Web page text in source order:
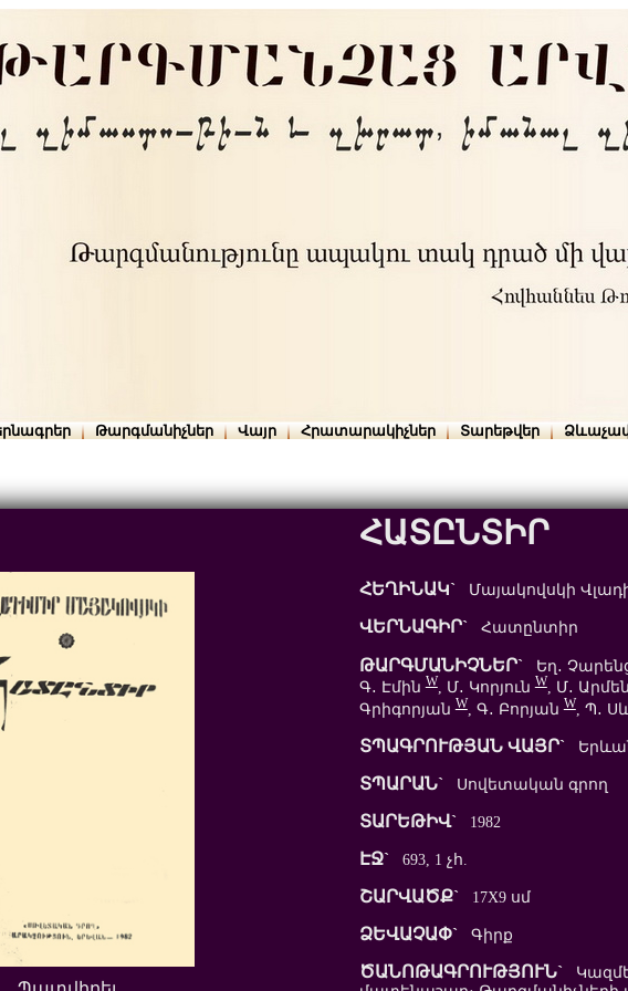
Թարգմանիչներ Վայր Հրատարակիչներ Տարեթվեր
ՀԱՏԸՆՏԻՐ
ՀԵՂԻՆԱԿ` Մայակովսկի
ՎԵՐՆԱԳԻՐ` Հատընտիր
ԹԱՐԳՄԱՆԻՉՆԵՐ` Եղ․
Գ․ ԷմինW, Մ․ ԿորյունW, Մ․
ԳրիգորյանW, Գ․ ԲորյանW, Պ․
ՏՊԱԳՐՈՒԹՅԱՆ ՎԱՅՐ`
ՏՊԱՐԱՆ` Սովետական գրող
ՏԱՐԵԹԻՎ` 1982
ԷՋ` 693, 1 չհ.
ՇԱՐՎԱԾՔ` 17X9 սմ
ՁԵՎԱՉԱՓ` Գիրք
ԾԱՆՈԹԱԳՐՈՒԹՅՈՒՆ`